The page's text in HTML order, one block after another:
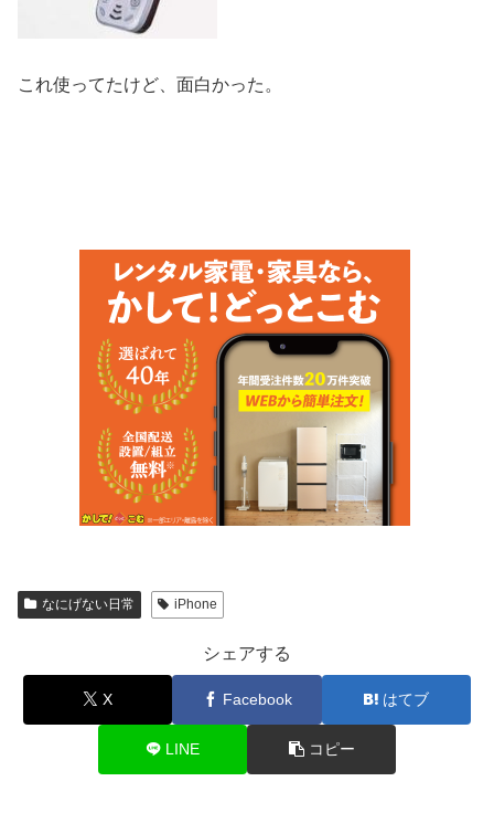
これ使ってたけど、面白かった。
なにげない日常 iPhone
シェアする
X Facebook はてブ
LINE コピー